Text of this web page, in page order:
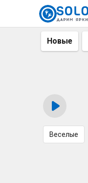
Новые
Веселые